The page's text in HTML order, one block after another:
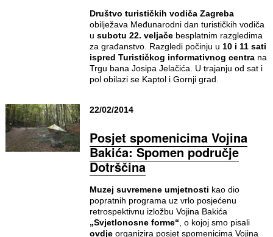
Društvo turističkih vodiča Zagreba
obilježava Međunarodni dan turističkih vodiča
u subotu 22. veljačebesplatnim razgledima
za građanstvo. Razgledi počinju u 10 i 11 sati
ispred Turističkog informativnog centrana
Trgu bana Josipa Jelačića. U trajanju od sat i
pol obilazi se Kaptol i Gornji grad.
22/02/2014
Posjet spomenicima Vojina
Bakića: Spomen područje
Dotrščina
Muzej suvremene umjetnosti kao dio
popratnih programa uz vrlo posjećenu
retrospektivnu izložbu Vojina Bakića
„Svjetlonosne forme“ , o kojoj smo pisali
ovdjeorganizira posjet spomenicima Vojina